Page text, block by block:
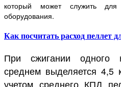
который может служить для
оборудования.
Как посчитать расход пеллет
При сжигании одного
среднем выделяется 4,5
учетом среднего КПД